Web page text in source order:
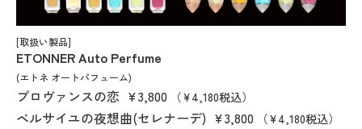
[取扱い製品]
ETONNER Auto Perfume
(エトネ オートパフューム)
プロヴァンスの恋 ¥3,800 （¥4,180税込）
ベルサイユの夜想曲(セレナーデ) ¥3,800 （¥4,180税込）